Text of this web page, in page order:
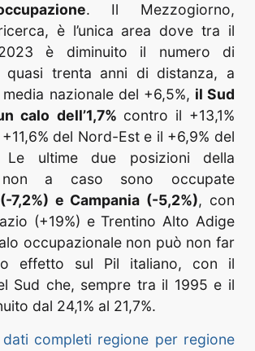
. Il Mezzogiorno,
è l’unica area dove tra il
è diminuito il numero di
quasi trenta anni di distanza, a
nazionale del +6,5%, il Sud
calo dell’1,7% contro il +13,1%
del Nord-Est e il +6,9% del
Le ultime due posizioni della
non a caso sono occupate
7,2%) e Campania (-5,2%), con
(+19%) e Trentino Alto Adige
occupazionale non può non far
effetto sul Pil italiano, con il
Sud che, sempre tra il 1995 e il
dal 24,1% al 21,7%.
completi regione per regione